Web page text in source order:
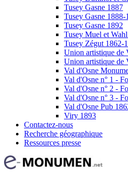
Tusey Gasne 1887
Tusey Gasne 1888-
Tusey Gasne 1892
Tusey Muel et
Tusey Zégut 1862-
Union artistique de
Union artistique de
Val d'Osne
Val d'Osne n° 1 -
Val d'Osne n° 2 -
Val d'Osne n° 3 -
Val d'Osne Pub
Viry 1893
Contactez-nous
Recherche géographique
Ressources presse